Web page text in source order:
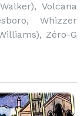
Volcana
Whizzer
Zéro-G